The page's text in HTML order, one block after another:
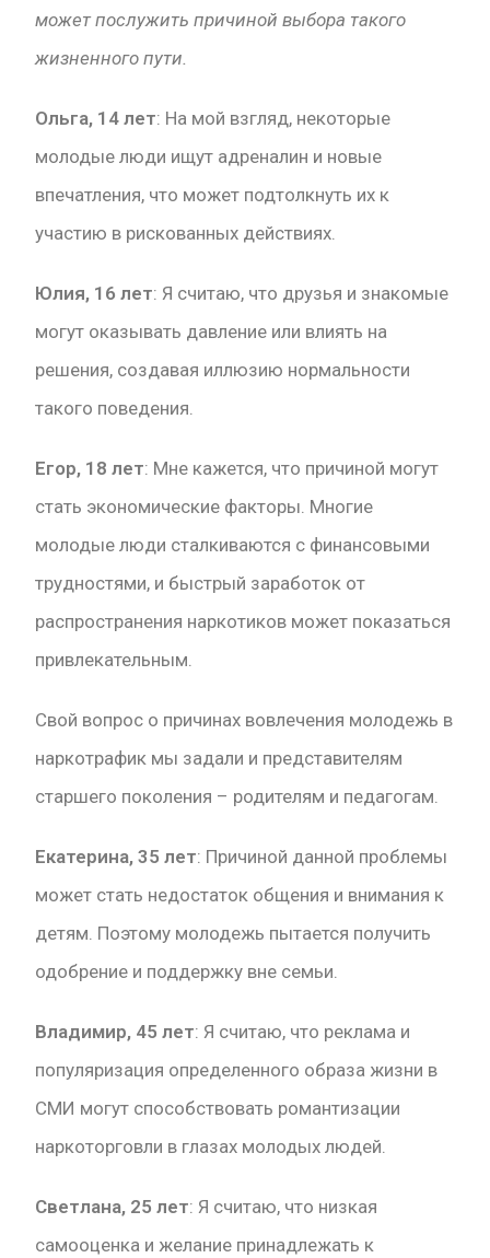
может послужить причиной выбора такого
жизненного пути.
Ольга, 14 лет: На мой взгляд, некоторые
молодые люди ищут адреналин и новые
впечатления, что может подтолкнуть их к
участию в рискованных действиях.
Юлия, 16 лет: Я считаю, что друзья и знакомые
могут оказывать давление или влиять на
решения, создавая иллюзию нормальности
такого поведения.
Егор, 18 лет: Мне кажется, что причиной могут
стать экономические факторы. Многие
молодые люди сталкиваются с финансовыми
трудностями, и быстрый заработок от
распространения наркотиков может показаться
привлекательным.
Свой вопрос о причинах вовлечения молодежь в
наркотрафик мы задали и представителям
старшего поколения – родителям и педагогам.
Екатерина, 35 лет: Причиной данной проблемы
может стать недостаток общения и внимания к
детям. Поэтому молодежь пытается получить
одобрение и поддержку вне семьи.
Владимир, 45 лет: Я считаю, что реклама и
популяризация определенного образа жизни в
СМИ могут способствовать романтизации
наркоторговли в глазах молодых людей.
Светлана, 25 лет: Я считаю, что низкая
самооценка и желание принадлежать к